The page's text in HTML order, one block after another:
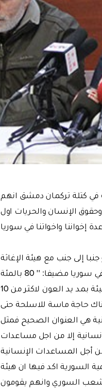
في كتلة تركمان دمشق انهم
وحقوق الإنسان والحريات اول
إخواننا واخواتنا في سوريا
إلى جنب مع هيئة الإغاثة
الإنسانية في سبيل العمل على تقديم المعونات الإنسانية للاماكن الداخلية في سوريا مضيفا: '' 80 بالمئة
من المعونات التي تلقيناها كانت من هيئة الإغاثة الإنسانية. لقد قامت الهيئة بمد يد العون لاكثر من 10
يبلغ 23 مليون نسمة. كما وهناك حاجة ماسة للاسلحة حتى
هي العنوان الصحيح فمثل
إلا من اجل مساعدات
أجل المساعدات الإنسانية
السورية اكد فيها ان هيئة
السوري وانهم يقومون